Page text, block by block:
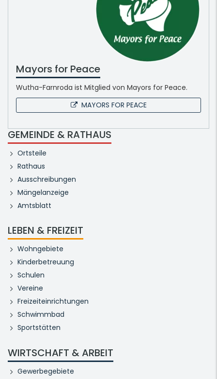
Mayors for Peace
Wutha-Farnroda ist Mitglied von Mayors for Peace.
MAYORS FOR PEACE
GEMEINDE & RATHAUS
Ortsteile
Rathaus
Ausschreibungen
Mängelanzeige
Amtsblatt
LEBEN & FREIZEIT
Wohngebiete
Kinderbetreuung
Schulen
Vereine
Freizeiteinrichtungen
Schwimmbad
Sportstätten
WIRTSCHAFT & ARBEIT
Gewerbegebiete